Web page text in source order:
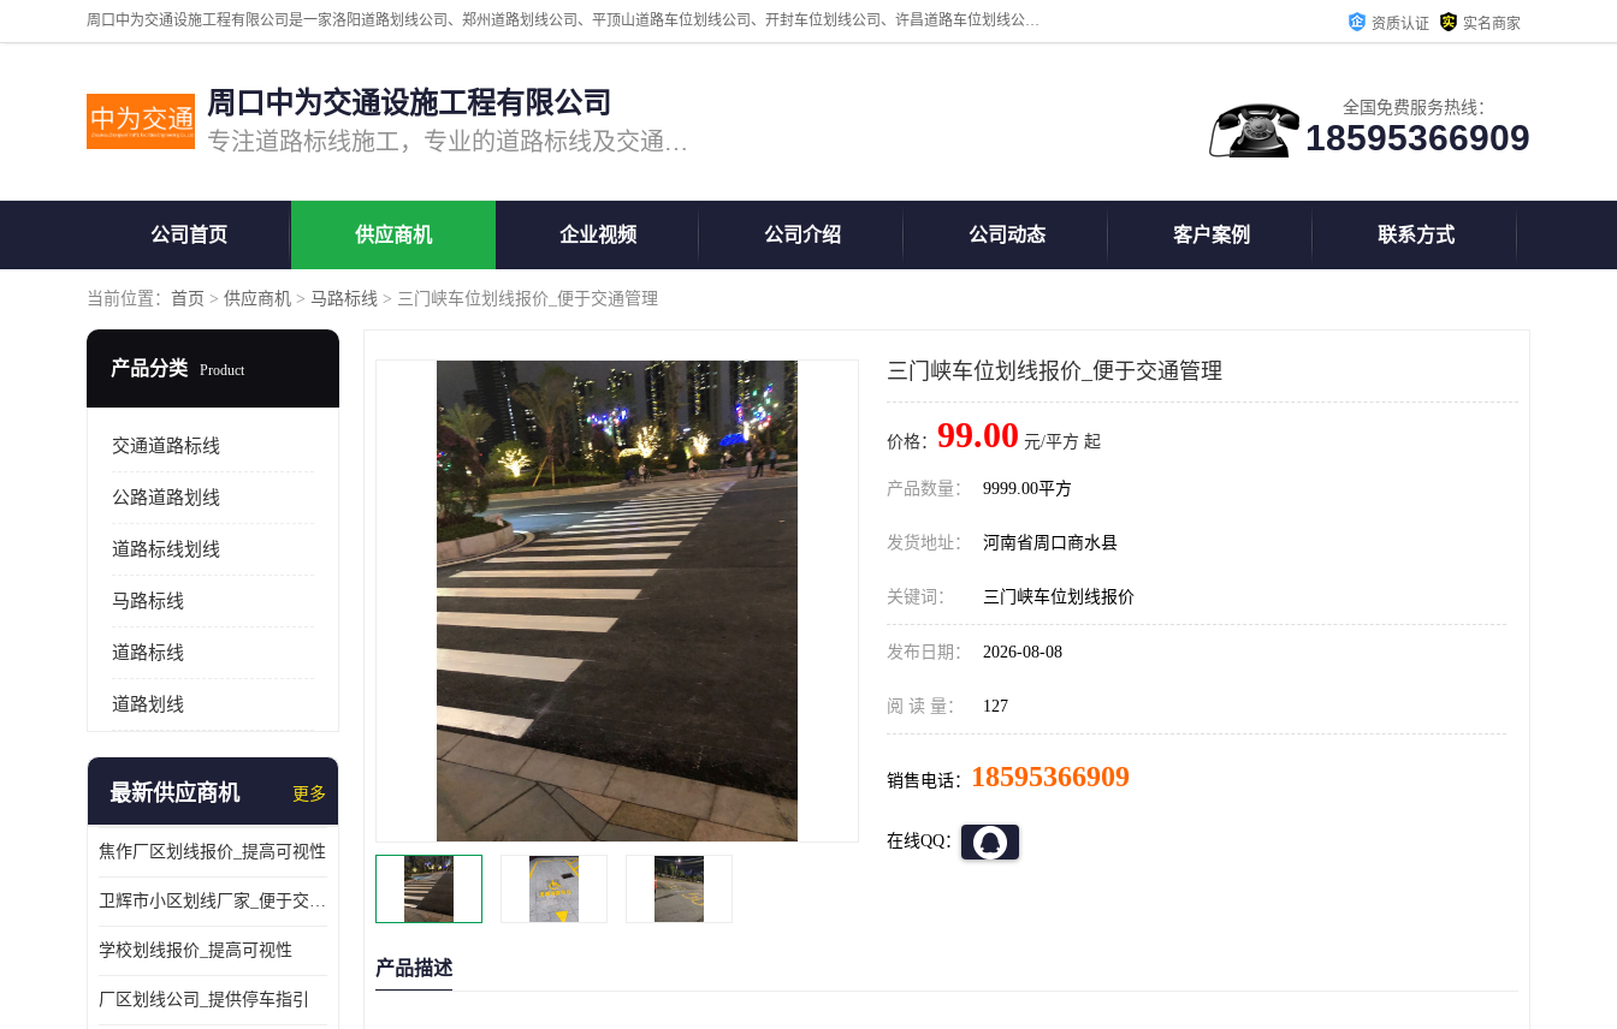
周口中为交通设施工程有限公司是一家洛阳道路划线公司、郑州道路划线公司、平顶山道路车位划线公司、开封车位划线公司、许昌道路车位划线公司、漯河道路车位划线公司，公司始终坚持“诚信、匠心、专注”的宗旨；我们的经营理念是：的服务。 资质认证 实名商家
周口中为交通设施工程有限公司
专注道路标线施工，专业的道路标线及交通设施施工服务商!
全国免费服务热线：
18595366909
公司首页 供应商机 企业视频 公司介绍 公司动态 客户案例 联系方式
当前位置： 首页 > 供应商机 > 马路标线 > 三门峡车位划线报价_便于交通管理
产品分类 Product
交通道路标线
公路道路划线
道路标线划线
马路标线
道路标线
道路划线
最新供应商机 更多
焦作厂区划线报价_提高可视性
卫辉市小区划线厂家_便于交通管理
学校划线报价_提高可视性
厂区划线公司_提供停车指引
三门峡车位划线报价_便于交通管理
价格： 99.00 元/平方 起
产品数量： 9999.00平方
发货地址： 河南省周口商水县
关键词： 三门峡车位划线报价
发布日期： 2026-08-08
阅 读 量： 127
销售电话： 18595366909
在线QQ：
产品描述